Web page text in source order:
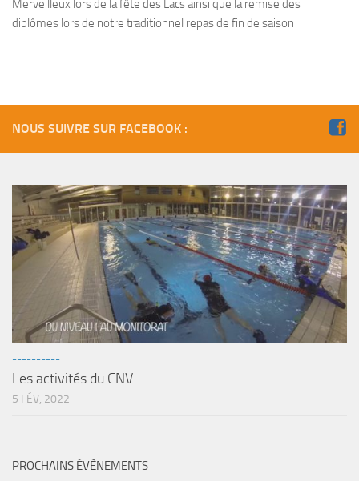
Sorties 2016
BIO SUB
Environnement et Biologie Sub
Lac Merveilleux
AUDIOVISUEL
Photo
Vidéo
Peinture
NAGE
Agenda
Les Palmes du Lac
MATERIEL
Merveilleux lors de la fête des Lacs ainsi que la remise des
diplômes lors de notre traditionnel repas de fin de saison
NOUS SUIVRE SUR FACEBOOK :
----------
Les activités du CNV
5 FÉV, 2022
PROCHAINS ÉVÈNEMENTS